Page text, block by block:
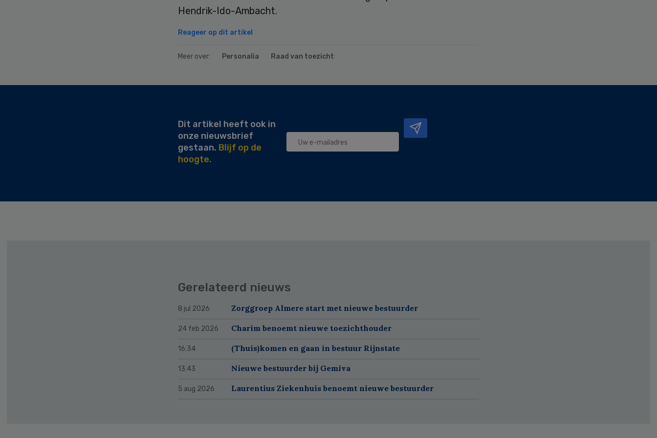
Hendrik-Ido-Ambacht.
Reageer op dit artikel
Meer over: Personalia Raad van toezicht
Dit artikel heeft ook in
onze nieuwsbrief
gestaan. Blijf op de
hoogte.
Gerelateerd nieuws
8 jul 2026 Zorggroep Almere start met nieuwe bestuurder
24 feb 2026 Charim benoemt nieuwe toezichthouder
16:34 (Thuis)komen en gaan in bestuur Rijnstate
13:43 Nieuwe bestuurder bij Gemiva
5 aug 2026 Laurentius Ziekenhuis benoemt nieuwe bestuurder